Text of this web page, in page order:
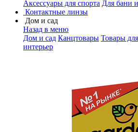
Аксессуары для спорта Для бани
Контактные линзы
Дом и сад
Назад в меню
Дом и сад Канцтовары Товары
интерьер